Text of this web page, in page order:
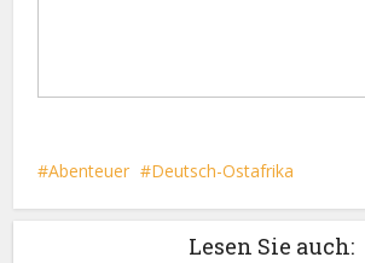
Abenteuer Deutsch-Ostafrika
Lesen Sie auch: